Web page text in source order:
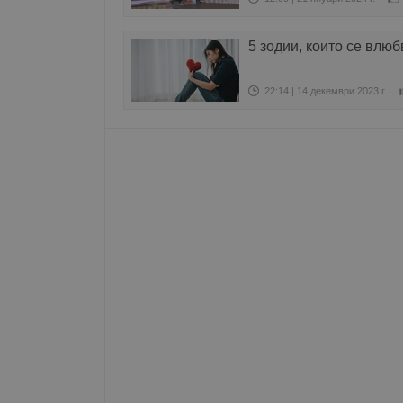
5 зодии, които се
22:14 | 14 декември 2023 г.